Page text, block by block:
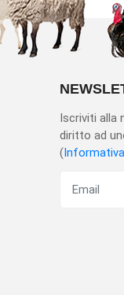
Iscriviti alla
diritto ad
(